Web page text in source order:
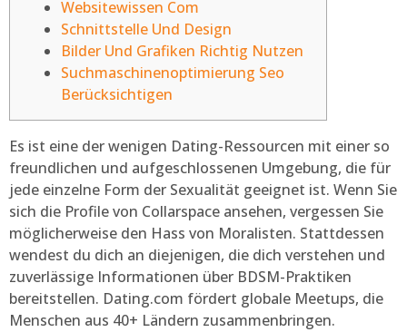
Websitewissen Com
Schnittstelle Und Design
Bilder Und Grafiken Richtig Nutzen
Suchmaschinenoptimierung Seo
Berücksichtigen
Es ist eine der wenigen Dating-Ressourcen mit einer so
freundlichen und aufgeschlossenen Umgebung, die für
jede einzelne Form der Sexualität geeignet ist. Wenn Sie
sich die Profile von Collarspace ansehen, vergessen Sie
möglicherweise den Hass von Moralisten. Stattdessen
wendest du dich an diejenigen, die dich verstehen und
zuverlässige Informationen über BDSM-Praktiken
bereitstellen. Dating.com fördert globale Meetups, die
Menschen aus 40+ Ländern zusammenbringen.